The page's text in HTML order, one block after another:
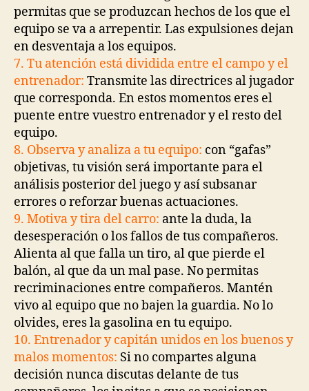
permitas que se produzcan hechos de los que el
equipo se va a arrepentir. Las expulsiones dejan
en desventaja a los equipos.
7. Tu atención está dividida entre el campo y el
entrenador: Transmite las directrices al jugador
que corresponda. En estos momentos eres el
puente entre vuestro entrenador y el resto del
equipo.
8. Observa y analiza a tu equipo: con “gafas”
objetivas, tu visión será importante para el
análisis posterior del juego y así subsanar
errores o reforzar buenas actuaciones.
9. Motiva y tira del carro: ante la duda, la
desesperación o los fallos de tus compañeros.
Alienta al que falla un tiro, al que pierde el
balón, al que da un mal pase. No permitas
recriminaciones entre compañeros. Mantén
vivo al equipo que no bajen la guardia. No lo
olvides, eres la gasolina en tu equipo.
10. Entrenador y capitán unidos en los buenos y
malos momentos: Si no compartes alguna
decisión nunca discutas delante de tus